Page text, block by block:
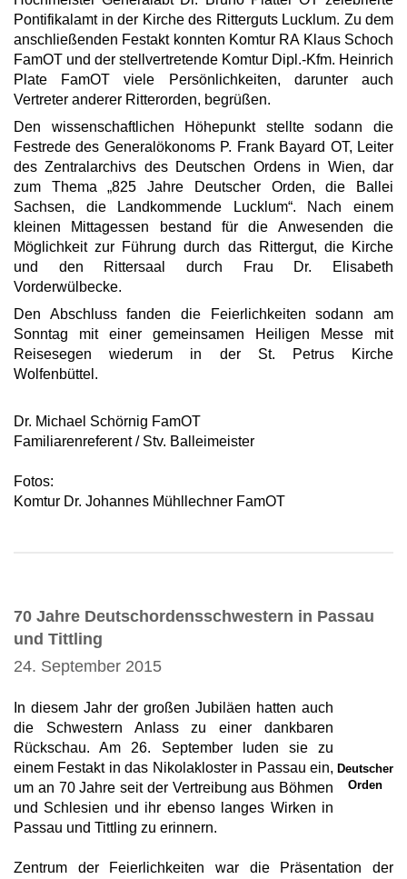
Pontifikalamt in der Kirche des Ritterguts Lucklum. Zu dem
anschließenden Festakt konnten Komtur RA Klaus Schoch
FamOT und der stellvertretende Komtur Dipl.-Kfm. Heinrich
Plate FamOT viele Persönlichkeiten, darunter auch
Vertreter anderer Ritterorden, begrüßen.
Den wissenschaftlichen Höhepunkt stellte sodann die
Festrede des Generalökonoms P. Frank Bayard OT, Leiter
des Zentralarchivs des Deutschen Ordens in Wien, dar
zum Thema „825 Jahre Deutscher Orden, die Ballei
Sachsen, die Landkommende Lucklum“. Nach einem
kleinen Mittagessen bestand für die Anwesenden die
Möglichkeit zur Führung durch das Rittergut, die Kirche
und den Rittersaal durch Frau Dr. Elisabeth
Vorderwülbecke.
Den Abschluss fanden die Feierlichkeiten sodann am
Sonntag mit einer gemeinsamen Heiligen Messe mit
Reisesegen wiederum in der St. Petrus Kirche
Wolfenbüttel.
Dr. Michael Schörnig FamOT
Familiarenreferent / Stv. Balleimeister
Fotos:
Komtur Dr. Johannes Mühllechner FamOT
70 Jahre Deutschordensschwestern in Passau
und Tittling
24. September 2015
In diesem Jahr der großen Jubiläen hatten auch
die Schwestern Anlass zu einer dankbaren
Rückschau. Am 26. September luden sie zu
einem Festakt in das Nikolakloster in Passau ein,
um an 70 Jahre seit der Vertreibung aus Böhmen
und Schlesien und ihr ebenso langes Wirken in
Passau und Tittling zu erinnern.
Deutscher
Orden
Zentrum der Feierlichkeiten war die Präsentation der